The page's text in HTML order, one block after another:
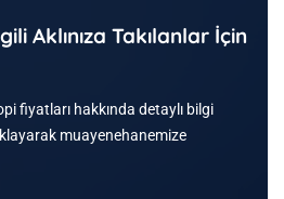
Aklınıza Takılanlar İçin
fiyatları hakkında detaylı bilgi
muayenehanemize